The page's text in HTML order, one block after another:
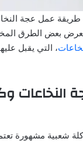
طريقة عمل عجة
بعرض بعض الطرق
، التي يقبل
النخاعات
شعبية مشهورة